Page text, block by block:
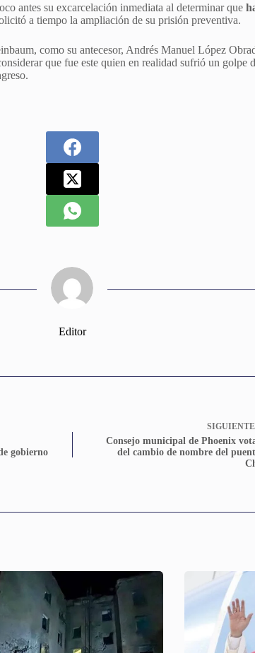
antes su excarcelación inmediata al determinar que
a tiempo la ampliación de su prisión preventiva.
como su antecesor, Andrés Manuel López
que fue este quien en realidad sufrió un golpe
Editor
gobierno
SIGUIENTE
Consejo municipal de Phoenix
del cambio de nombre del